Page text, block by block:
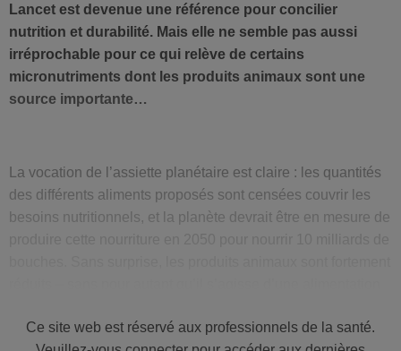
Lancet est devenue une référence pour concilier
nutrition et durabilité. Mais elle ne semble pas aussi
irréprochable pour ce qui relève de certains
micronutriments dont les produits animaux sont une
source importante…
La vocation de l’assiette planétaire est claire : les quantités
des différents aliments proposés sont censées couvrir les
besoins nutritionnels, et la planète devrait être en mesure de
C’est un principe de base qui va dans le sens d’une
Ce site web est réservé aux professionnels de la santé.